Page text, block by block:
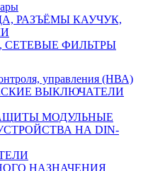
РАЗЪЁМЫ КАУЧУК,
СЕТЕВЫЕ ФИЛЬТРЫ
управления (НВА)
ВЫКЛЮЧАТЕЛИ
МОДУЛЬНЫЕ
НА DIN-
НАЗНАЧЕНИЯ